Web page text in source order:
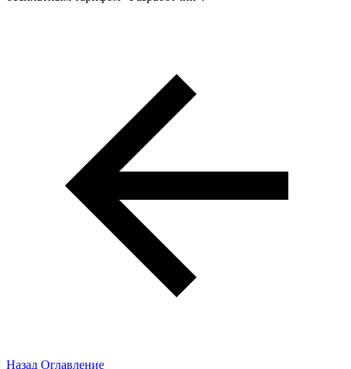
Назад Оглавление